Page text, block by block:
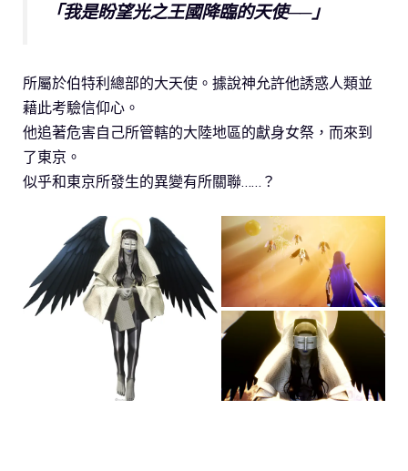
「我是盼望光之王國降臨的天使──」
所屬於伯特利總部的大天使。據說神允許他誘惑人類並
藉此考驗信仰心。
他追著危害自己所管轄的大陸地區的獻身女祭，而來到
了東京。
似乎和東京所發生的異變有所關聯……？